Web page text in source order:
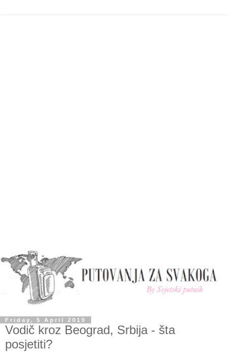
Friday, 5 April 2019
Vodič kroz Beograd, Srbija - šta
posjetiti?